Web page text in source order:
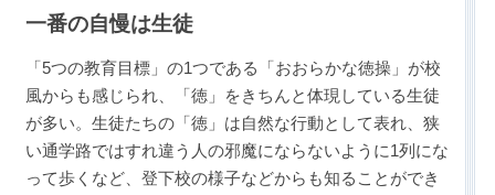
一番の自慢は生徒
「5つの教育目標」の1つである「おおらかな徳操」が校
風からも感じられ、「徳」をきちんと体現している生徒
が多い。生徒たちの「徳」は自然な行動として表れ、狭
い通学路ではすれ違う人の邪魔にならないように1列にな
って歩くなど、登下校の様子などからも知ることができ